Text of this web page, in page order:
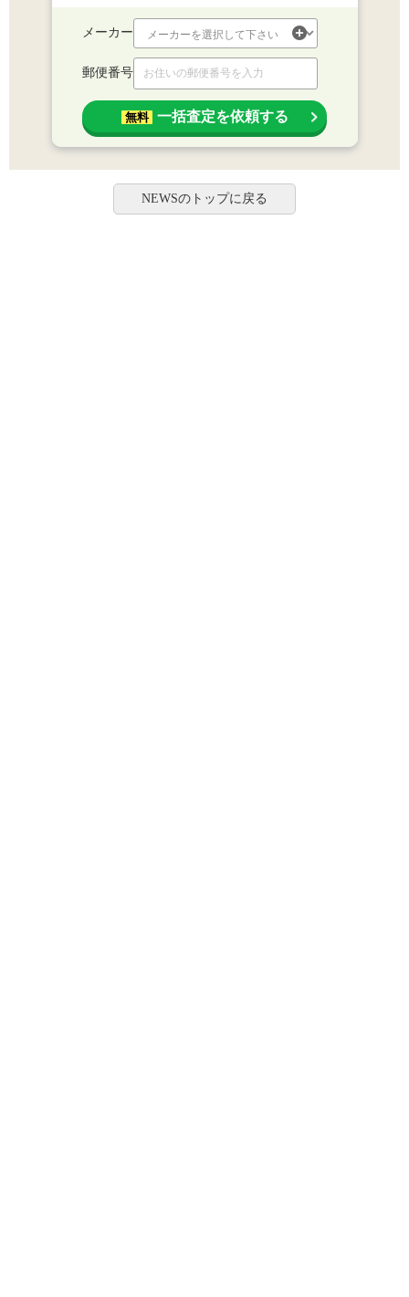
メーカー
郵便番号
無料 一括査定を依頼する
NEWSのトップに戻る